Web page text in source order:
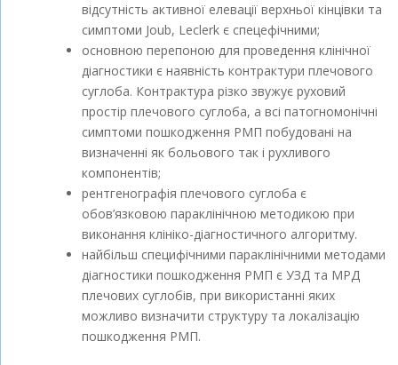
відсутність активної елевації верхньої кінцівки та
симптоми Joub, Leсlerk є спецефічними;
основною перепоною для проведення клінічної
діагностики є наявність контрактури плечового
суглоба. Контрактура різко звужує руховий
простір плечового суглоба, а всі патогномонічні
симптоми пошкодження РМП побудовані на
визначенні як больового так і рухливого
компонентів;
рентгенографія плечового суглоба є
обов’язковою параклінічною методикою при
виконання клініко-діагностичного алгоритму.
найбільш специфічними параклінічними методами
діагностики пошкодження РМП є УЗД та МРД
плечових суглобів, при використанні яких
можливо визначити структуру та локалізацію
пошкодження РМП.